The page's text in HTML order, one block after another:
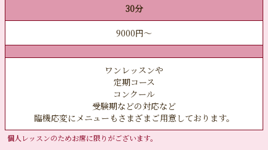
30分
9000円〜
ワンレッスンや
定期コース
コンクール
受験期などの対応など
臨機応変にメニューもさまざまご用意しております。
個人レッスンのためお席に限りがございます。